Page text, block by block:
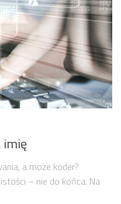
a może koder?
– nie do końca. Na